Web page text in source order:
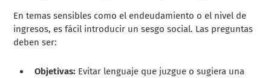
En temas sensibles como el endeudamiento o el nivel de
ingresos, es fácil introducir un sesgo social. Las preguntas
deben ser:
Objetivas: Evitar lenguaje que juzgue o sugiera una